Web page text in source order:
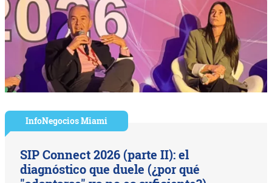
InfoNegocios Miami
SIP Connect 2026 (parte II): el
diagnóstico que duele (¿por qué